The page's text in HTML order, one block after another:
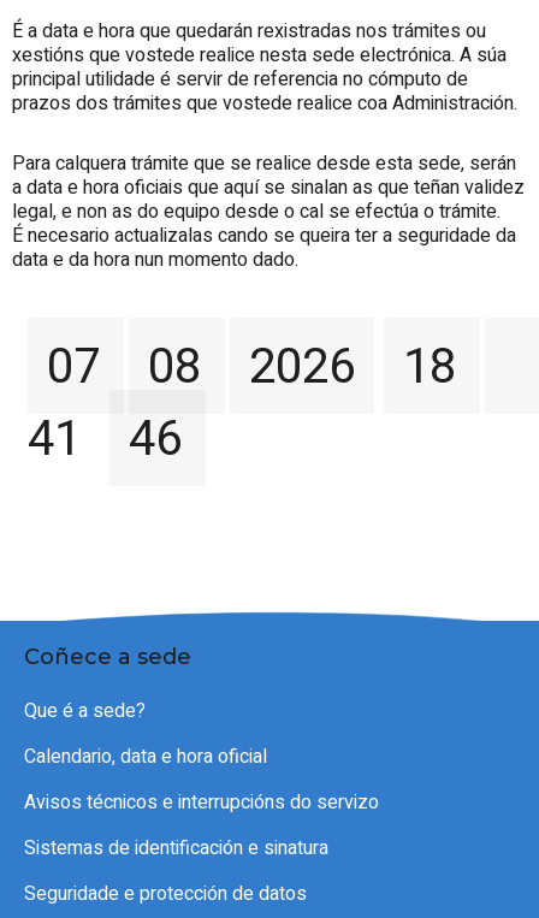
É a data e hora que quedarán rexistradas nos trámites ou
xestións que vostede realice nesta sede electrónica. A súa
principal utilidade é servir de referencia no cómputo de
prazos dos trámites que vostede realice coa Administración.
Para calquera trámite que se realice desde esta sede, serán
a data e hora oficiais que aquí se sinalan as que teñan validez
legal, e non as do equipo desde o cal se efectúa o trámite.
É necesario actualizalas cando se queira ter a seguridade da
data e da hora nun momento dado.
07 08 2026
18
41
46
Coñece a sede
Que é a sede?
Calendario, data e hora oficial
Avisos técnicos e interrupcións do servizo
Sistemas de identificación e sinatura
Seguridade e protección de datos